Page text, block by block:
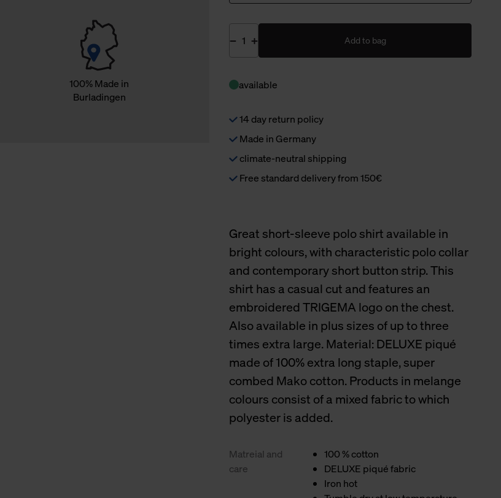
100% Made in
Burladingen
Add to bag
available
14 day return policy
Made in Germany
climate-neutral shipping
Free standard delivery from 150€
Great short-sleeve polo shirt available in
bright colours, with characteristic polo collar
and contemporary short button strip. This
shirt has a casual cut and features an
embroidered TRIGEMA logo on the chest.
Also available in plus sizes of up to three
times extra large. Material: DELUXE piqué
made of 100% extra long staple, super
combed Mako cotton. Products in melange
colours consist of a mixed fabric to which
polyester is added.
Matreial and
care
100 % cotton
DELUXE piqué fabric
Iron hot